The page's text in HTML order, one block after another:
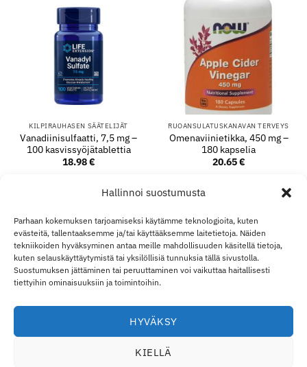
Hallinnoi suostumusta
Parhaan kokemuksen tarjoamiseksi käytämme teknologioita, kuten
evästeitä, tallentaaksemme ja/tai käyttääksemme laitetietoja. Näiden
tekniikoiden hyväksyminen antaa meille mahdollisuuden käsitellä tietoja,
kuten selauskäyttäytymistä tai yksilöllisiä tunnuksia tällä sivustolla.
Suostumuksen jättäminen tai peruuttaminen voi vaikuttaa haitallisesti
tiettyihin ominaisuuksiin ja toimintoihin.
HYVÄKSY
KIELLÄ
KILPIRAUHASEN SÄÄTELIJÄT
Vanadiinisulfaatti, 7,5 mg –
100 kasvissyöjätablettia
18.98€
RUOANSULATUSKANAVAN TERVEYS
Omenaviinietikka, 450 mg –
180 kapselia
20.65€
Visa MasterCardKlarna
Apple
Pay
TOIMITUS JA PALAUTUKSET OTA YHTEYTTÄ
TILINI
YLI ECO SUPPLEMENT
B2B
Eco Supplements EOOD
Antim I Street, No. 14, fl. 2, law office, 1303 Sofia, Bulgaria
Rekisterinumero (EIK/UIC/TIN/Y-tunnus): 207958071 · ALV-